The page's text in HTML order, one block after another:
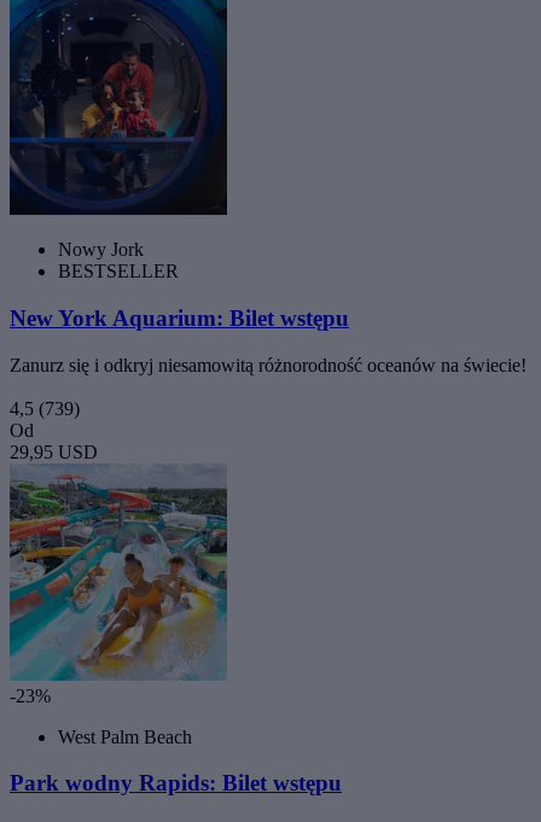
Nowy Jork
BESTSELLER
New York Aquarium: Bilet wstępu
Zanurz się i odkryj niesamowitą różnorodność oceanów na świecie!
4,5 (739)
Od
29,95 USD
-23%
West Palm Beach
Park wodny Rapids: Bilet wstępu